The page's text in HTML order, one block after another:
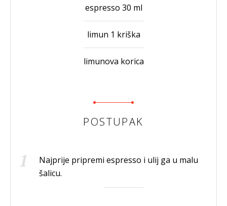
espresso 30 ml
limun 1 kriška
limunova korica
POSTUPAK
Najprije pripremi espresso i ulij ga u malu
šalicu.